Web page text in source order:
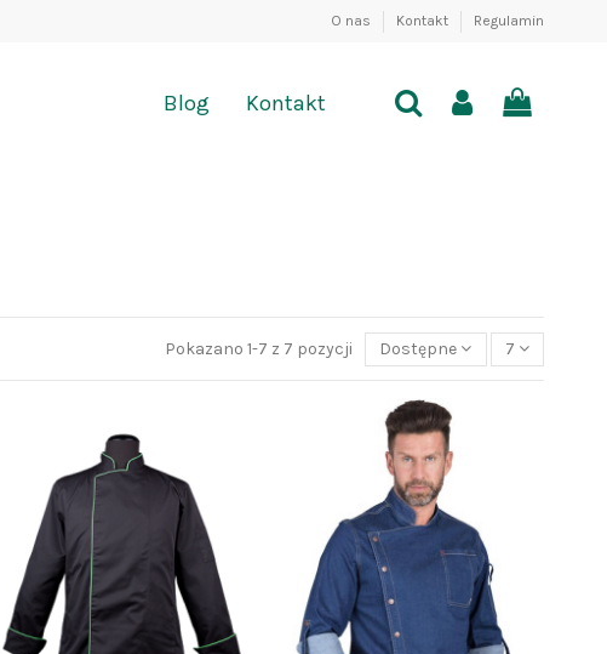
O nas Kontakt Regulamin
Kontakt
Blog
Pokazano 1-7 z 7 pozycji Dostępne 7